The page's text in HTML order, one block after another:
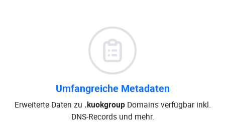
Umfangreiche Metadaten
Erweiterte Daten zu .kuokgroupDomains verfügbar inkl.
DNS-Records und mehr.